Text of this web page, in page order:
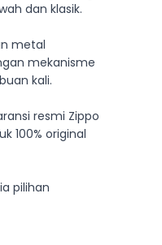
dan klasik.
metal
mekanisme
kali.
resmi Zippo
100% original
pilihan